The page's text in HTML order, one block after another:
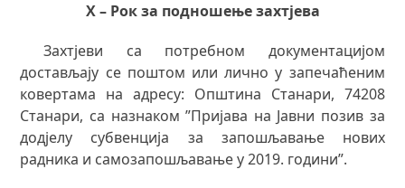
X – Рок за подношење захтјева
Захтјеви са потребном документацијом
достављају се поштом или лично у запечаћеним
ковертама на адресу: Општина Станари, 74208
Станари, са назнаком ”Пријава на Јавни позив за
додјелу субвенција за запошљавање нових
радника и самозапошљавање у 2019. години”.